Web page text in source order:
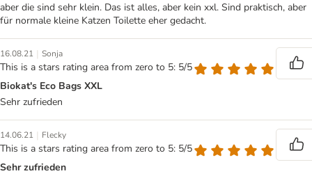
aber die sind sehr klein. Das ist alles, aber kein xxl. Sind praktisch, aber
für normale kleine Katzen Toilette eher gedacht.
16.08.21 | Sonja
This is a stars rating area from zero to 5: 5/5
Biokat's Eco Bags XXL
Sehr zufrieden
14.06.21 | Flecky
This is a stars rating area from zero to 5: 5/5
Sehr zufrieden